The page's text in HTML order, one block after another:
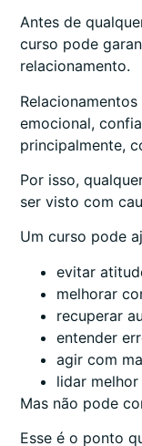
Antes de
curso pode
relacionamento.
emocional,
principalmente,
Por isso,
ser visto com
Um curso pode
evitar
melhorar
recuperar
entender
agir com
lidar
Mas não pode
Esse é o ponto